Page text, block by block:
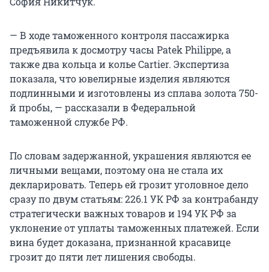
— В ходе таможенного контроля пассажирка
предъявила к досмотру часы Patek Philippe, а
также два кольца и колье Cartier. Экспертиза
показала, что ювелирные изделия являются
подлинными и изготовлены из сплава золота 750-
й пробы, — рассказали в Федеральной
таможенной службе РФ.
По словам задержанной, украшения являются ее
личными вещами, поэтому она не стала их
декларировать. Теперь ей грозит уголовное дело
сразу по двум статьям: 226.1 УК РФ за контрабанду
стратегически важных товаров и 194 УК РФ за
уклонение от уплаты таможенных платежей. Если
вина будет доказана, признанной красавице
грозит до пяти лет лишения свободы.